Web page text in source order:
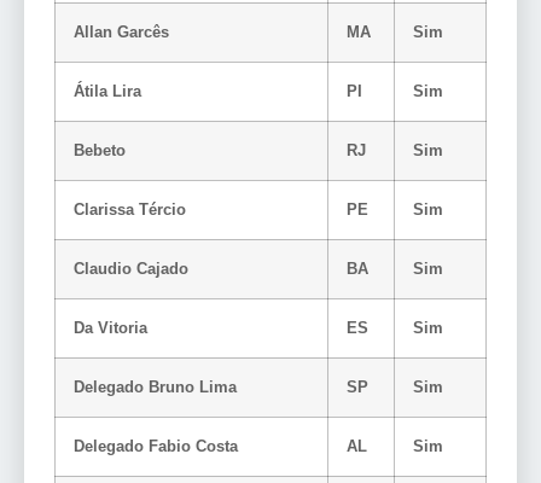
Allan Garcês MA Sim
Átila Lira PI Sim
Bebeto RJ Sim
Clarissa Tércio PE Sim
Claudio Cajado BA Sim
Da Vitoria ES Sim
Delegado Bruno Lima SP Sim
Delegado Fabio Costa AL Sim